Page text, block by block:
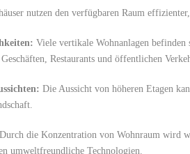
nutzen den verfügbaren Raum effizienter,
Viele vertikale Wohnanlagen
Restaurants und öffentlichen
Die​ Aussicht von ⁢höheren Etagen
Durch die Konzentration von ‍Wohnraum​ wird
umweltfreundliche Technologien.